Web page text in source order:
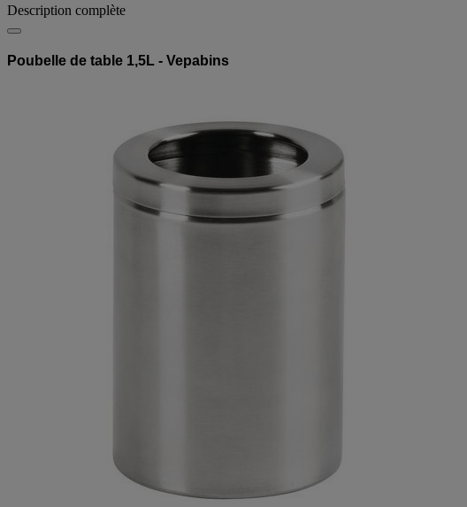
Description complète
Poubelle de table 1,5L - Vepabins